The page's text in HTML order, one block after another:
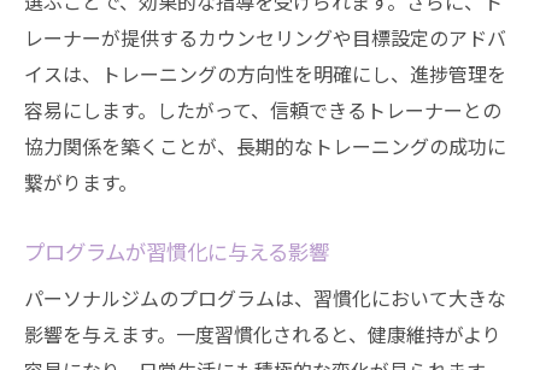
レーナーが提供するカウンセリングや目標設定のアドバ
イスは、トレーニングの方向性を明確にし、進捗管理を
容易にします。したがって、信頼できるトレーナーとの
協力関係を築くことが、長期的なトレーニングの成功に
繋がります。
プログラムが習慣化に与える影響
パーソナルジムのプログラムは、習慣化において大きな
影響を与えます。一度習慣化されると、健康維持がより